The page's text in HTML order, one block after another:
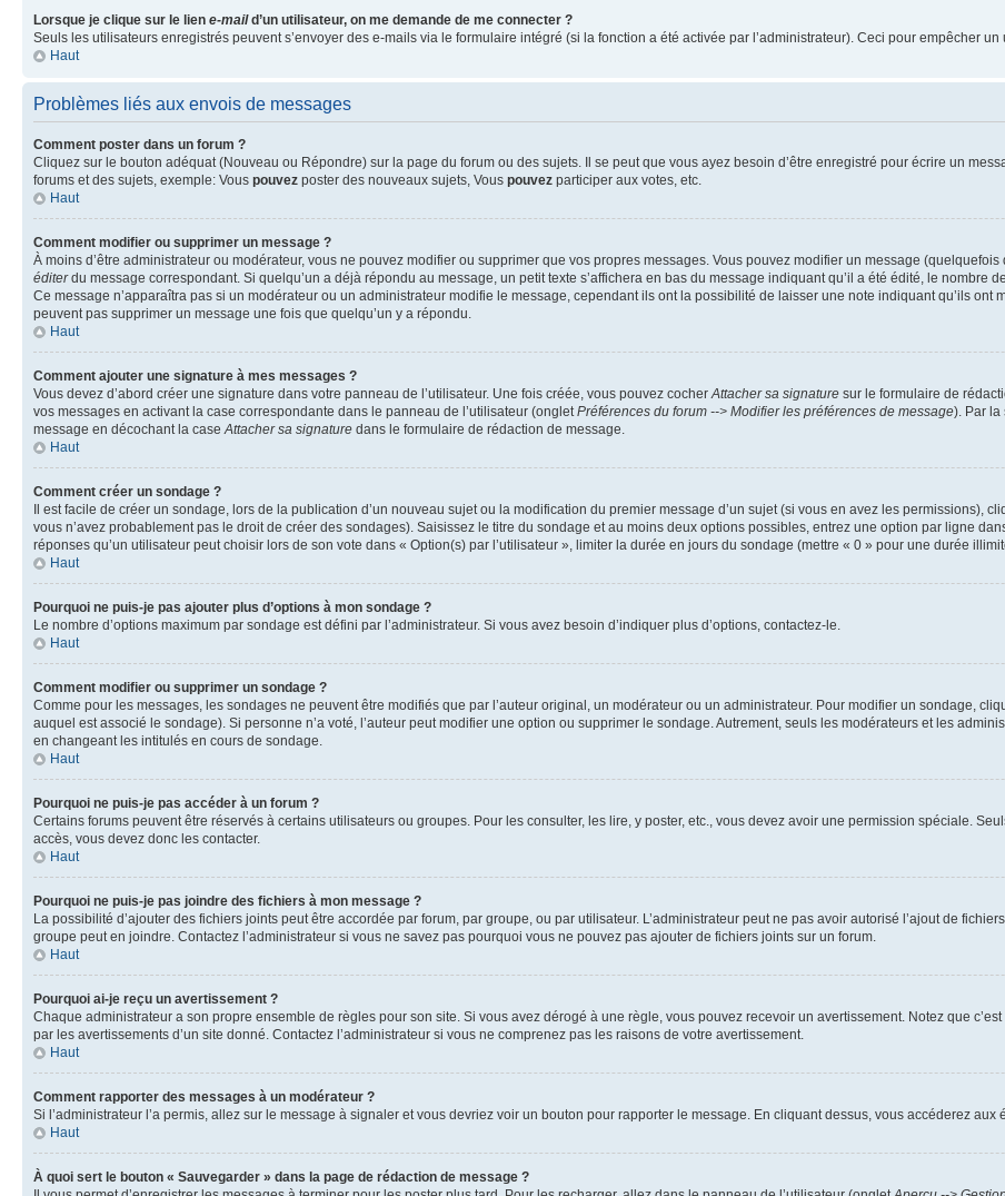
Lorsque je clique sur le lien e-maild’un utilisateur, on me demande de me connecter ?
Seuls les utilisateurs enregistrés peuvent s’envoyer des e-mails via le formulaire intégré (si la fonction a été activée par l’administrateur). Ceci pour empêcher
Haut
Problèmes liés aux envois de messages
Comment poster dans un forum ?
Cliquez sur le bouton adéquat (Nouveau ou Répondre) sur la page du forum ou des sujets. Il se peut que vous ayez besoin d’être enregistré pour écrire un
forums et des sujets, exemple: Vous pouvez poster des nouveaux sujets, Vous pouvez participer aux votes, etc.
Haut
Comment modifier ou supprimer un message ?
À moins d’être administrateur ou modérateur, vous ne pouvez modifier ou supprimer que vos propres messages. Vous pouvez modifier un message
éditerdu message correspondant. Si quelqu’un a déjà répondu au message, un petit texte s’affichera en bas du message indiquant qu’il a été édité, le nombre
Ce message n’apparaîtra pas si un modérateur ou un administrateur modifie le message, cependant ils ont la possibilité de laisser une note indiquant qu’ils
peuvent pas supprimer un message une fois que quelqu’un y a répondu.
Haut
Comment ajouter une signature à mes messages ?
Vous devez d’abord créer une signature dans votre panneau de l’utilisateur. Une fois créée, vous pouvez cocher Attacher sa signature sur le formulaire de
vos messages en activant la case correspondante dans le panneau de l’utilisateur (onglet Préférences du forum --> Modifier les préférences de message). Par la
message en décochant la case Attacher sa signature dans le formulaire de rédaction de message.
Haut
Comment créer un sondage ?
Il est facile de créer un sondage, lors de la publication d’un nouveau sujet ou la modification du premier message d’un sujet (si vous en avez les permissions),
vous n’avez probablement pas le droit de créer des sondages). Saisissez le titre du sondage et au moins deux options possibles, entrez une option par ligne
réponses qu’un utilisateur peut choisir lors de son vote dans « Option(s) par l’utilisateur », limiter la durée en jours du sondage (mettre « 0 » pour une durée
Haut
Pourquoi ne puis-je pas ajouter plus d’options à mon sondage ?
Le nombre d’options maximum par sondage est défini par l’administrateur. Si vous avez besoin d’indiquer plus d’options, contactez-le.
Haut
Comment modifier ou supprimer un sondage ?
Comme pour les messages, les sondages ne peuvent être modifiés que par l’auteur original, un modérateur ou un administrateur. Pour modifier un sondage,
auquel est associé le sondage). Si personne n’a voté, l’auteur peut modifier une option ou supprimer le sondage. Autrement, seuls les modérateurs et les
en changeant les intitulés en cours de sondage.
Haut
Pourquoi ne puis-je pas accéder à un forum ?
Certains forums peuvent être réservés à certains utilisateurs ou groupes. Pour les consulter, les lire, y poster, etc., vous devez avoir une permission spéciale.
accès, vous devez donc les contacter.
Haut
Pourquoi ne puis-je pas joindre des fichiers à mon message ?
La possibilité d’ajouter des fichiers joints peut être accordée par forum, par groupe, ou par utilisateur. L’administrateur peut ne pas avoir autorisé l’ajout de
groupe peut en joindre. Contactez l’administrateur si vous ne savez pas pourquoi vous ne pouvez pas ajouter de fichiers joints sur un forum.
Haut
Pourquoi ai-je reçu un avertissement ?
Chaque administrateur a son propre ensemble de règles pour son site. Si vous avez dérogé à une règle, vous pouvez recevoir un avertissement. Notez que
par les avertissements d’un site donné. Contactez l’administrateur si vous ne comprenez pas les raisons de votre avertissement.
Haut
Comment rapporter des messages à un modérateur ?
Si l’administrateur l’a permis, allez sur le message à signaler et vous devriez voir un bouton pour rapporter le message. En cliquant dessus, vous accéderez aux
Haut
À quoi sert le bouton « Sauvegarder » dans la page de rédaction de message ?